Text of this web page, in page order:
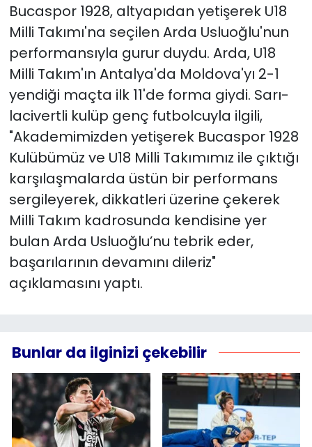
Bucaspor 1928, altyapıdan yetişerek U18
Milli Takımı'na seçilen Arda Usluoğlu'nun
performansıyla gurur duydu. Arda, U18
Milli Takım'ın Antalya'da Moldova'yı 2-1
yendiği maçta ilk 11'de forma giydi. Sarı-
lacivertli kulüp genç futbolcuyla ilgili,
"Akademimizden yetişerek Bucaspor 1928
Kulübümüz ve U18 Milli Takımımız ile çıktığı
karşılaşmalarda üstün bir performans
sergileyerek, dikkatleri üzerine çekerek
Milli Takım kadrosunda kendisine yer
bulan Arda Usluoğlu’nu tebrik eder,
başarılarının devamını dileriz"
açıklamasını yaptı.
Bunlar da ilginizi çekebilir